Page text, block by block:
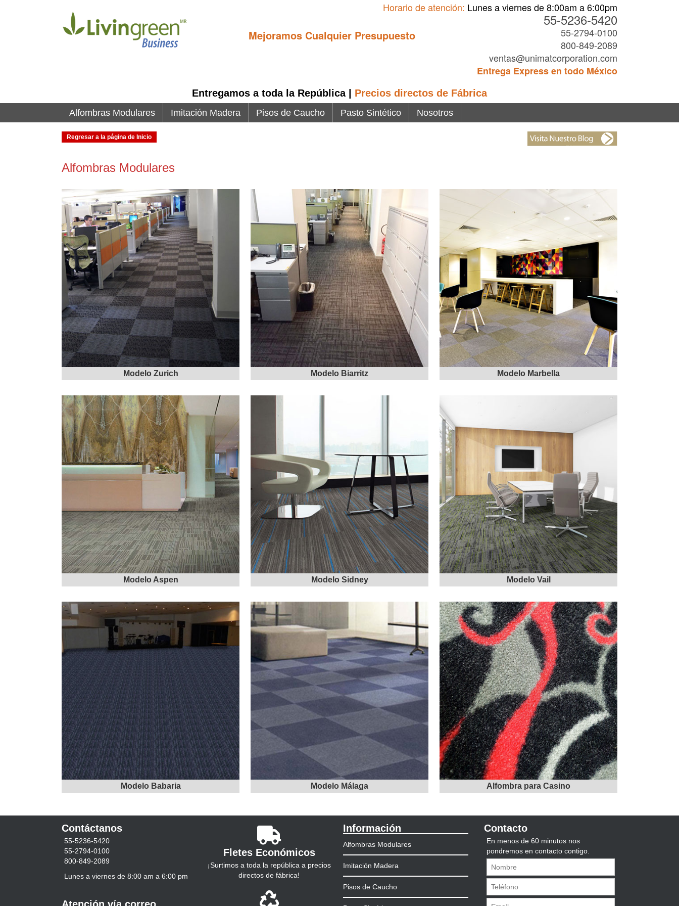
Mejoramos Cualquier Presupuesto
Horario de atención: Lunes a viernes de 8:00am a 6:00pm
55-5236-5420
55-2794-0100
800-849-2089
ventas@unimatcorporation.com
Entrega Express en todo México
Entregamos a toda la República | Precios directos de Fábrica
Alfombras Modulares Imitación Madera Pisos de Caucho Pasto Sintético Nosotros
Regresar a la página de Inicio
Alfombras Modulares
Modelo Zurich Modelo Biarritz Modelo Marbella
Modelo Aspen Modelo Sidney Modelo Vail
Modelo Babaria Modelo Málaga Alfombra para Casino
Contáctanos
55-5236-5420
55-2794-0100
800-849-2089
Lunes a viernes de 8:00 am a 6:00 pm
Fletes Económicos
¡Surtimos a toda la república a precios
directos de fábrica!
Información
Alfombras Modulares
Imitación Madera
Pisos de Caucho
Contacto
En menos de 60 minutos nos
pondremos en contacto contigo.